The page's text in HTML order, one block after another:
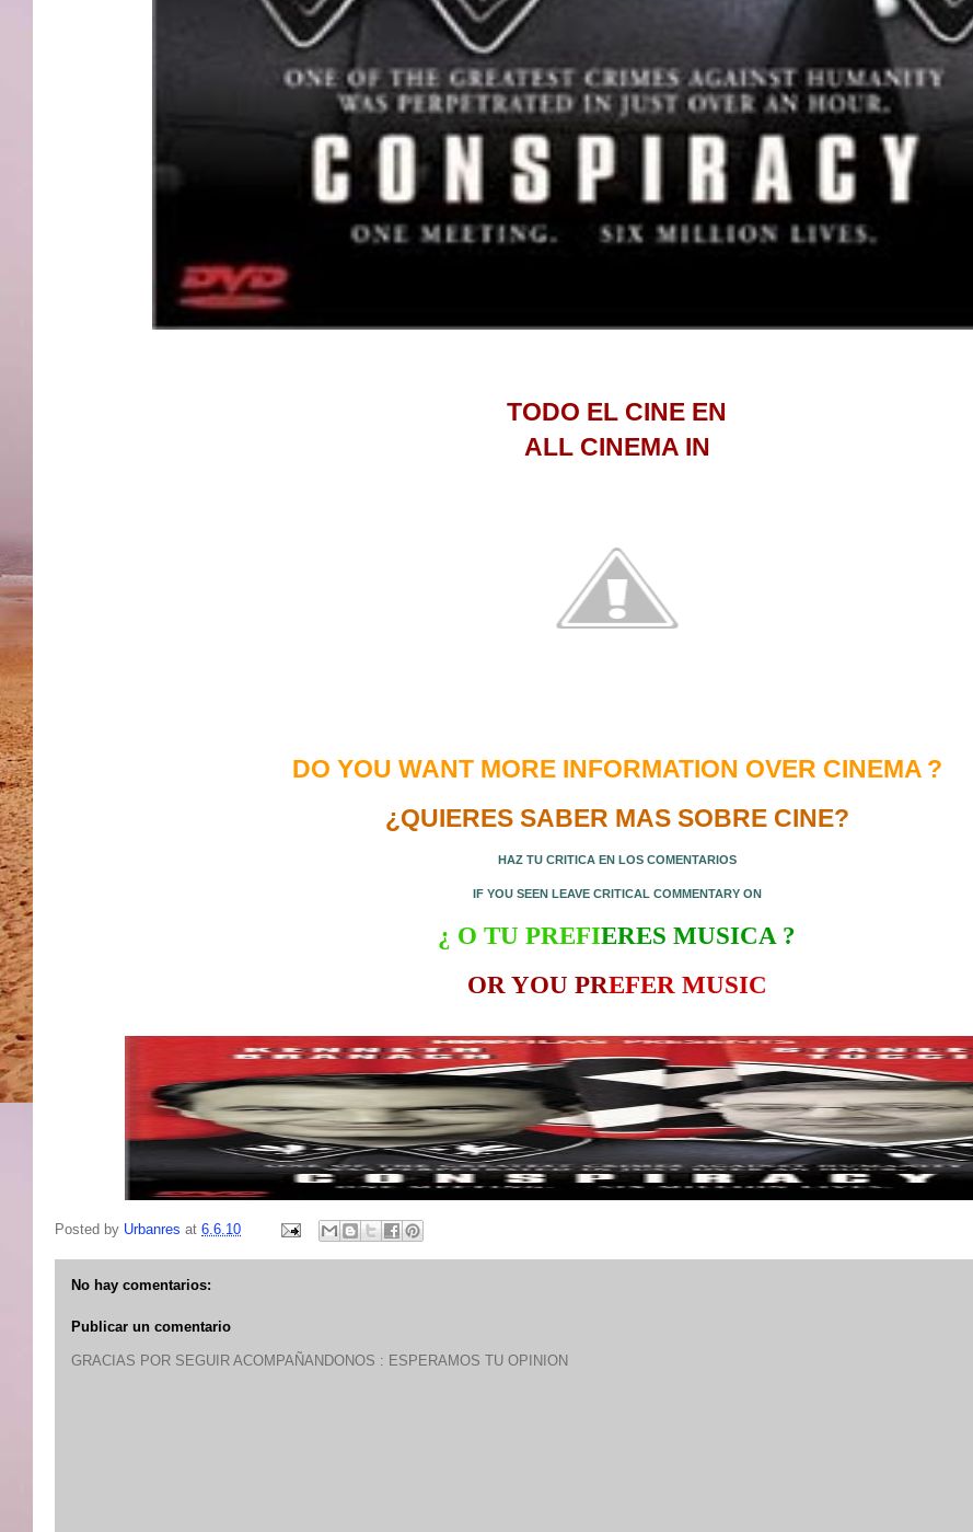
TODO EL CINE EN
ALL CINEMA IN
DO YOU WANT MORE INFORMATION OVER CINEMA ?
¿QUIERES SABER MAS SOBRE CINE?
HAZ TU CRITICA EN LOS COMENTARIOS
IF YOU SEEN LEAVE CRITICAL COMMENTARY ON
¿ O TU PREFIERES MUSICA ?
OR YOU PREFER MUSIC
Posted by Urbanres at 6.6.10
No hay comentarios:
Publicar un comentario
GRACIAS POR SEGUIR ACOMPAÑANDONOS : ESPERAMOS TU OPINION